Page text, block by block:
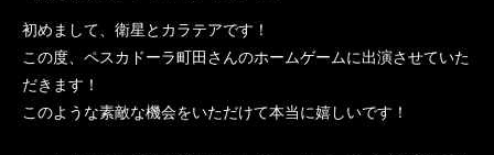
初めまして、衛星とカラテアです！
この度、ペスカドーラ町田さんのホームゲームに出演させていた
だきます！
このような素敵な機会をいただけて本当に嬉しいです！